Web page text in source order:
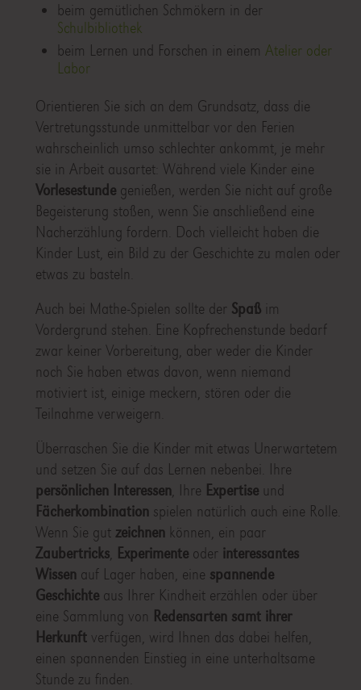
beim gemütlichen Schmökern in der
Schulbibliothek
beim Lernen und Forschen in einem Atelier oder
Labor
Orientieren Sie sich an dem Grundsatz, dass die
Vertretungsstunde unmittelbar vor den Ferien
wahrscheinlich umso schlechter ankommt, je mehr
sie in Arbeit ausartet: Während viele Kinder eine
Vorlesestundegenießen, werden Sie nicht auf große
Begeisterung stoßen, wenn Sie anschließend eine
Nacherzählung fordern. Doch vielleicht haben die
Kinder Lust, ein Bild zu der Geschichte zu malen oder
etwas zu basteln.
Auch bei Mathe-Spielen sollte der Spaßim
Vordergrund stehen. Eine Kopfrechenstunde bedarf
zwar keiner Vorbereitung, aber weder die Kinder
noch Sie haben etwas davon, wenn niemand
motiviert ist, einige meckern, stören oder die
Teilnahme verweigern.
Überraschen Sie die Kinder mit etwas Unerwartetem
und setzen Sie auf das Lernen nebenbei. Ihre
persönlichen Interessen , Ihre Expertiseund
Fächerkombination spielen natürlich auch eine Rolle.
Wenn Sie gut zeichnen können, ein paar
Zaubertricks, Experimenteoder interessantes
Wissen auf Lager haben, eine spannende
Geschichteaus Ihrer Kindheit erzählen oder über
eine Sammlung von Redensarten samt ihrer
Herkunftverfügen, wird Ihnen das dabei helfen,
einen spannenden Einstieg in eine unterhaltsame
Stunde zu finden.